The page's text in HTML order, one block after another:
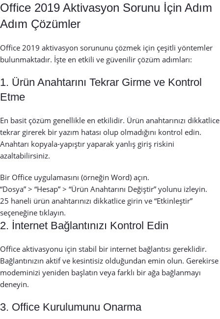
Office 2019 Aktivasyon Sorunu İçin Adım
Adım Çözümler
Office 2019 aktivasyon sorununu çözmek için çeşitli yöntemler
bulunmaktadır. İşte en etkili ve güvenilir çözüm adımları:
1. Ürün Anahtarını Tekrar Girme ve Kontrol
Etme
En basit çözüm genellikle en etkilidir. Ürün anahtarınızı dikkatlice
tekrar girerek bir yazım hatası olup olmadığını kontrol edin.
Anahtarı kopyala-yapıştır yaparak yanlış giriş riskini
azaltabilirsiniz.
Bir Office uygulamasını (örneğin Word) açın.
“Dosya” > “Hesap” > “Ürün Anahtarını Değiştir” yolunu izleyin.
25 haneli ürün anahtarınızı dikkatlice girin ve “Etkinleştir”
seçeneğine tıklayın.
2. İnternet Bağlantınızı Kontrol Edin
Office aktivasyonu için stabil bir internet bağlantısı gereklidir.
Bağlantınızın aktif ve kesintisiz olduğundan emin olun. Gerekirse
modeminizi yeniden başlatın veya farklı bir ağa bağlanmayı
deneyin.
3. Office Kurulumunu Onarma